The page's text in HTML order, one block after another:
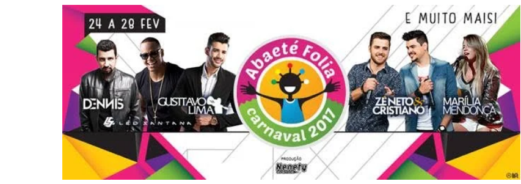
YAN TRAZ A TURNÊ NACIONAL DO PAGODYANDO PARA BELO HORIZONTE